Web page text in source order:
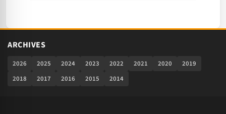
ARCHIVES
2026 2025 2024 2023 2022 2021 2020
2019
2018
2017 2016 2015 2014